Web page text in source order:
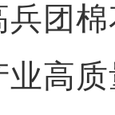
团
高